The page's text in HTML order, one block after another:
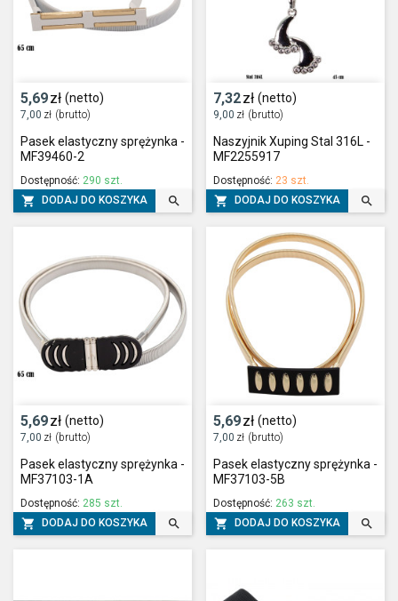
5,69zł (netto)
7,00 zł (brutto)
Pasek elastyczny sprężynka -
MF39460-2
Dostępność: 290 szt.
 DODAJ DO KOSZYKA 
7,32zł (netto)
9,00 zł (brutto)
Naszyjnik Xuping Stal 316L -
MF2255917
Dostępność: 23 szt.
 DODAJ DO KOSZYKA 
5,69zł (netto)
7,00 zł (brutto)
Pasek elastyczny sprężynka -
MF37103-1A
Dostępność: 285 szt.
 DODAJ DO KOSZYKA 
5,69zł (netto)
7,00 zł (brutto)
Pasek elastyczny sprężynka -
MF37103-5B
Dostępność: 263 szt.
 DODAJ DO KOSZYKA 